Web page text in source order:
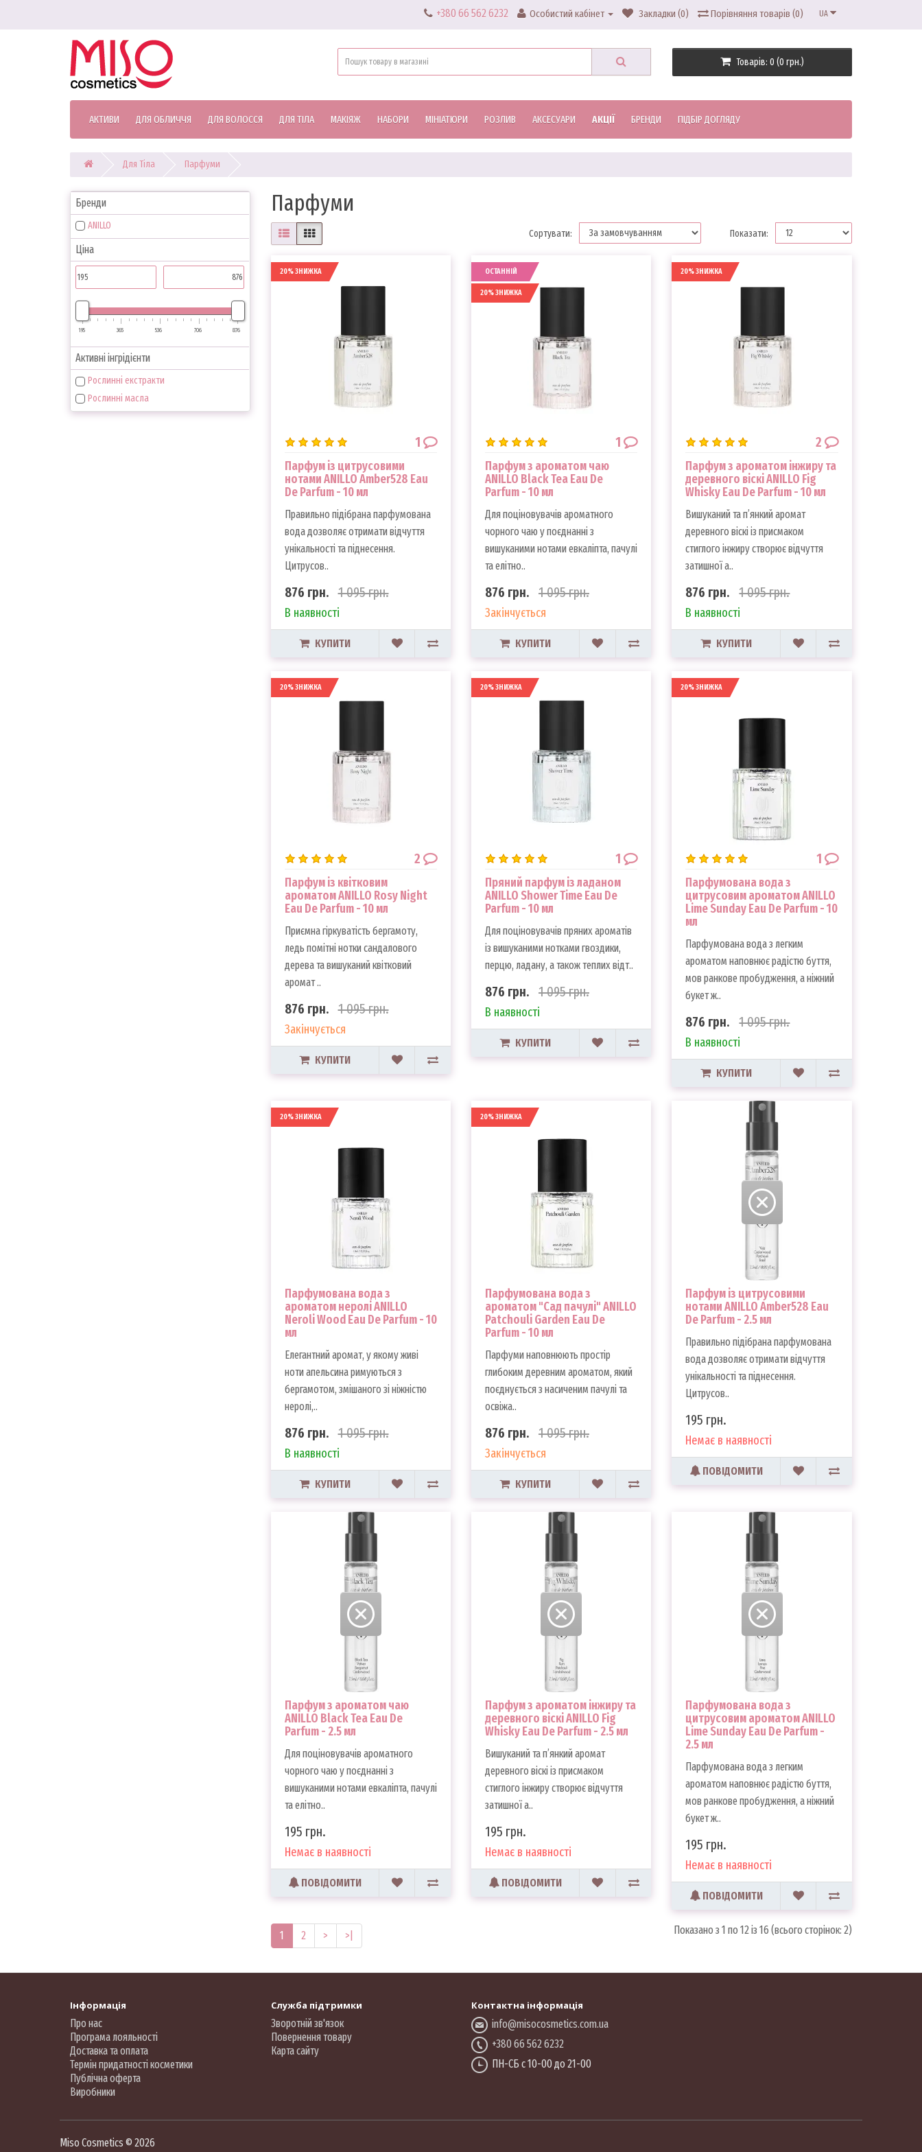
UA
+380 66 562 6232 Особистий кабінет Закладки (0) Порівняння товарів (0)
Товарів: 0 (0 грн.)
АКТИВИ ДЛЯ ОБЛИЧЧЯ ДЛЯ ВОЛОССЯ ДЛЯ ТІЛА МАКІЯЖ НАБОРИ МІНІАТЮРИ РОЗЛИВ АКСЕСУАРИ АКЦІЇ БРЕНДИ ПІДБІР ДОГЛЯДУ
Для Тіла Парфуми
Бренди
ANILLO
Ціна
195 365 536 706 876
Активні інгрідієнти
Рослинні екстракти
Рослинні масла
Парфуми
Сортувати: Показати:
20% ЗНИЖКА
1
Парфум із цитрусовими
нотами ANILLO Amber528 Eau
De Parfum - 10 мл
Правильно підібрана парфумована
вода дозволяє отримати відчуття
унікальності та піднесення.
Цитрусов..
876 грн. 1 095 грн.
В наявності
КУПИТИ
ОСТАННІЙ
20% ЗНИЖКА
1
Парфум з ароматом чаю
ANILLO Black Tea Eau De
Parfum - 10 мл
Для поціновувачів ароматного
чорного чаю у поєднанні з
вишуканими нотами евкаліпта, пачулі
та елітно..
876 грн. 1 095 грн.
Закінчується
КУПИТИ
20% ЗНИЖКА
2
Парфум з ароматом інжиру та
деревного віскі ANILLO Fig
Whisky Eau De Parfum - 10 мл
Вишуканий та п’янкий аромат
деревного віскі із присмаком
стиглого інжиру створює відчуття
затишної а..
876 грн. 1 095 грн.
В наявності
КУПИТИ
20% ЗНИЖКА
2
Парфум із квітковим
ароматом ANILLO Rosy Night
Eau De Parfum - 10 мл
Приємна гіркуватість бергамоту,
ледь помітні нотки сандалового
дерева та вишуканий квітковий
аромат ..
876 грн. 1 095 грн.
Закінчується
КУПИТИ
20% ЗНИЖКА
1
Пряний парфум із ладаном
ANILLO Shower Time Eau De
Parfum - 10 мл
Для поціновувачів пряних ароматів
із вишуканими нотками гвоздики,
перцю, ладану, а також теплих відт..
876 грн. 1 095 грн.
В наявності
КУПИТИ
20% ЗНИЖКА
1
Парфумована вода з
цитрусовим ароматом ANILLO
Lime Sunday Eau De Parfum - 10
мл
Парфумована вода з легким
ароматом наповнює радістю буття,
мов ранкове пробудження, а ніжний
букет ж..
876 грн. 1 095 грн.
В наявності
КУПИТИ
20% ЗНИЖКА
Парфумована вода з
ароматом неролі ANILLO
Neroli Wood Eau De Parfum - 10
мл
Елегантний аромат, у якому живі
ноти апельсина римуються з
бергамотом, змішаного зі ніжністю
неролі,..
876 грн. 1 095 грн.
В наявності
КУПИТИ
20% ЗНИЖКА
Парфумована вода з
ароматом "Сад пачулі" ANILLO
Patchouli Garden Eau De
Parfum - 10 мл
Парфуми наповнюють простір
глибоким деревним ароматом, який
поєднується з насиченим пачулі та
освіжа..
876 грн. 1 095 грн.
Закінчується
КУПИТИ
Парфум із цитрусовими
нотами ANILLO Amber528 Eau
De Parfum - 2.5 мл
Правильно підібрана парфумована
вода дозволяє отримати відчуття
унікальності та піднесення.
Цитрусов..
195 грн.
Немає в наявності
ПОВІДОМИТИ
Парфум з ароматом чаю
ANILLO Black Tea Eau De
Parfum - 2.5 мл
Для поціновувачів ароматного
чорного чаю у поєднанні з
вишуканими нотами евкаліпта, пачулі
та елітно..
195 грн.
Немає в наявності
ПОВІДОМИТИ
Парфум з ароматом інжиру та
деревного віскі ANILLO Fig
Whisky Eau De Parfum - 2.5 мл
Вишуканий та п’янкий аромат
деревного віскі із присмаком
стиглого інжиру створює відчуття
затишної а..
195 грн.
Немає в наявності
ПОВІДОМИТИ
Парфумована вода з
цитрусовим ароматом ANILLO
Lime Sunday Eau De Parfum -
2.5 мл
Парфумована вода з легким
ароматом наповнює радістю буття,
мов ранкове пробудження, а ніжний
букет ж..
195 грн.
Немає в наявності
ПОВІДОМИТИ
1 2 > >| Показано з 1 по 12 із 16 (всього сторінок: 2)
Інформація
Про нас
Програма лояльності
Доставка та оплата
Термін придатності косметики
Публічна оферта
Виробники
Служба підтримки
Зворотній зв'язок
Повернення товару
Карта сайту
Контактна інформація
info@misocosmetics.com.ua
+380 66 562 6232
ПН-СБ с 10-00 до 21-00
Miso Cosmetics © 2026